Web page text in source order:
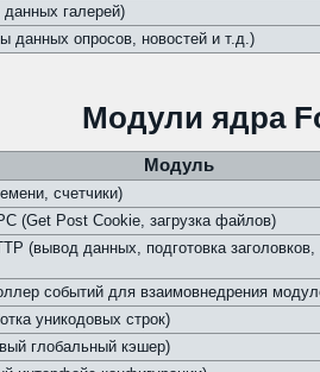
галерей)
данных опросов, новостей и т.д.)
Модули ядра
Модуль
счетчики)
(Get Post Cookie, загрузка файлов)
(вывод данных, подготовка
событий для взаимовнедрения
уникодовых строк)
глобальный кэшер)